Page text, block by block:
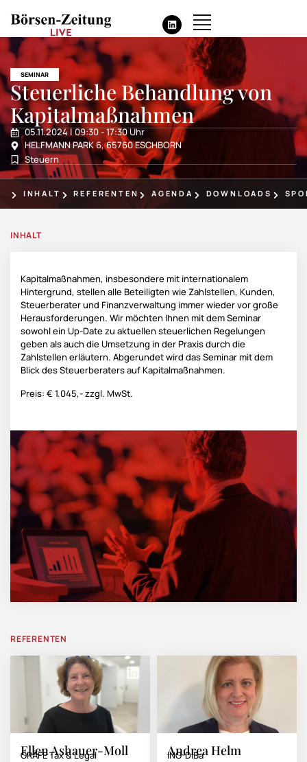
HIGHLIGHT
SEMINAR
Steuerliche Behandlung von
Kapitalmaßnahmen
05.11.2024 | 09:30 - 17:30 Uhr
HELFMANN PARK 6, 65760 ESCHBORN
Steuern
INHALT REFERENTEN AGENDA DOWNLOADS
INHALT
Kapitalmaßnahmen, insbesondere mit internationalem
Hintergrund, stellen alle Beteiligten wie Zahlstellen, Kunden,
Steuerberater und Finanzverwaltung immer wieder vor große
Herausforderungen. Wir möchten Ihnen mit dem Seminar
sowohl ein Up-Date zu aktuellen steuerlichen Regelungen
geben als auch die Umsetzung in der Praxis durch die
Zahlstellen erläutern. Abgerundet wird das Seminar mit dem
Blick des Steuerberaters auf Kapitalmaßnahmen.
Preis: € 1.045,- zzgl. MwSt.
REFERENTEN
Ellen Ashauer-Moll
GRÄFE Tax & Legal Andrea Helm
ING-DiBa